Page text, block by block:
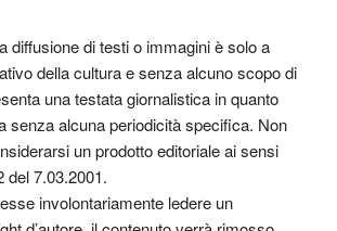
diffusione di testi o immagini è solo a
della cultura e senza alcuno scopo di
una testata giornalistica in quanto
senza alcuna periodicità specifica. Non
un prodotto editoriale ai sensi
del 7.03.2001.
involontariamente ledere un